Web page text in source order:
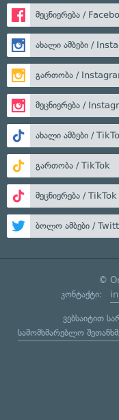
მეცნიერება /
ახალი ამბები /
გართობა /
მეცნიერება /
ახალი ამბები /
გართობა / TikTok
მეცნიერება / TikTok
ბოლო ამბები /
©
კონტაქტი:
ვებსაიტით
სამომხმარებლო